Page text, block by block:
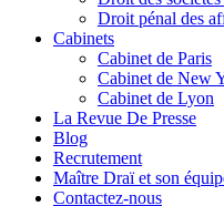
Droit pénal des
Cabinets
Cabinet de Paris
Cabinet de New
Cabinet de Lyon
La Revue De Presse
Blog
Recrutement
Maître Draï et son
Contactez-nous